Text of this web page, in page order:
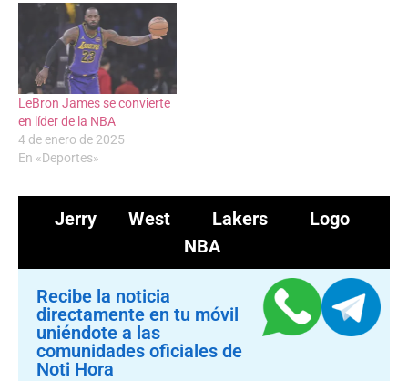
LeBron James se convierte
en líder de la NBA
4 de enero de 2025
En «Deportes»
Jerry West Lakers
Logo
NBA
Recibe la noticia
directamente en tu móvil
uniéndote a las
comunidades oficiales de
Noti Hora